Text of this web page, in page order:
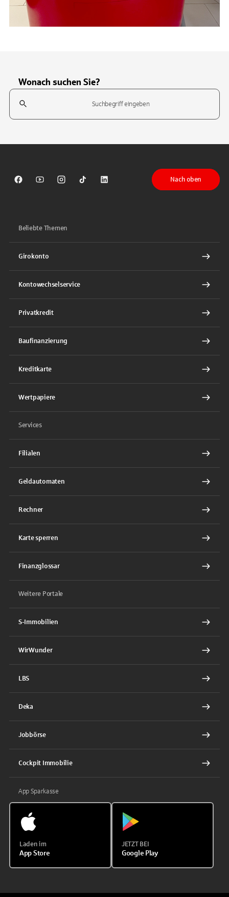
Wonach suchen Sie?
Suchfeld
Sparkasse auf Facebook
Sparkasse auf Youtube
Sparkasse auf Instagram
Sparkasse auf TikTok
Sparkasse auf LinkedIn
Nach oben
Beliebte Themen
Girokonto
Kontowechselservice
Privatkredit
Baufinanzierung
Kreditkarte
Wertpapiere
Services
Filialen
Geldautomaten
Rechner
Karte sperren
Finanzglossar
Weitere Portale
S-Immobilien
WirWunder
LBS
Deka
Jobbörse
Cockpit Immobilie
App Sparkasse
Laden im
App Store
JETZT BEI
Google Play